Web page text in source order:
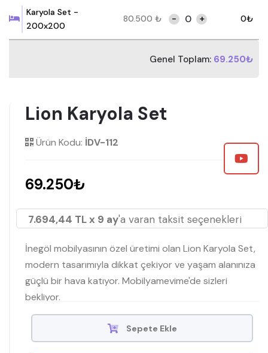
Karyola Set -
200x200
80.500 ₺ - + 0₺
Genel Toplam: 69.250₺
Lion Karyola Set
Ürün Kodu: İDV-112
69.250₺
7.694,44 TL x 9 ay'a varan taksit seçenekleri
İnegöl mobilyasının özel üretimi olan Lion Karyola Set,
modern tasarımıyla dikkat çekiyor ve yaşam alanınıza
güçlü bir hava katıyor. Mobilyamevime'de sizleri
bekliyor.
Sepete Ekle